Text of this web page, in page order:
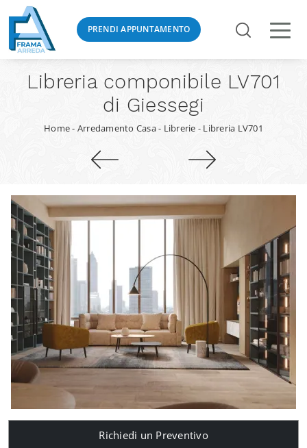
PRENDI APPUNTAMENTO
Libreria componibile LV701
di Giessegi
Home- Arredamento Casa- Librerie - Libreria LV701
Richiedi un Preventivo